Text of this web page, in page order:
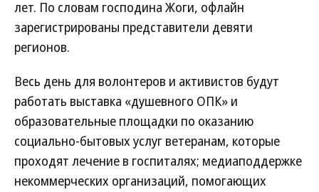
лет. По словам господина Жоги, офлайн
зарегистрированы представители девяти
регионов.
Весь день для волонтеров и активистов будут
работать выставка «душевного ОПК» и
образовательные площадки по оказанию
социально-бытовых услуг ветеранам, которые
проходят лечение в госпиталях; медиаподдержке
некоммерческих организаций, помогающих